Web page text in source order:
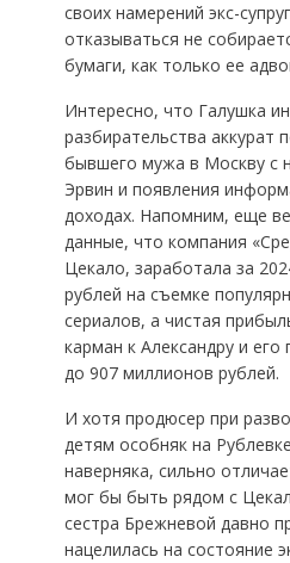
своих намерений экс-
отказываться не
бумаги, как только ее
Интересно, что Галушка
разбирательства аккурат
бывшего мужа в Москву с
Эрвин и появления
доходах. Напомним, еще
данные, что компания
Цекало, заработала за
рублей на съемке
сериалов, а чистая
карман к Александру и
до 907 миллионов рублей.
И хотя продюсер при
детям особняк на
наверняка, сильно
мог бы быть рядом с
сестра Брежневой давно
нацелилась на состояние